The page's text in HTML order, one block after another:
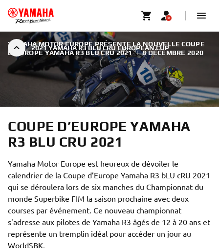
2021 YAMAHA R3 BLU CRU EUROPEAN CUP
YAMAHA MOTOR EUROPE PRÉSENTE LA NOUVELLE COUPE
D’EUROPE YAMAHA R3 BLU CRU 2021 | 8 DÉCEMBRE 2020
COUPE D’EUROPE YAMAHA
R3 BLU CRU 2021
Yamaha Motor Europe est heureux de dévoiler le
calendrier de la Coupe d’Europe Yamaha R3 bLU cRU 2021
qui se déroulera lors de six manches du Championnat du
monde Superbike FIM la saison prochaine avec deux
courses par événement. Ce nouveau championnat
s'adresse aux pilotes de Yamaha R3 âgés de 12 à 20 ans et
représente un tremplin idéal pour accéder un jour au
WorldSBK.